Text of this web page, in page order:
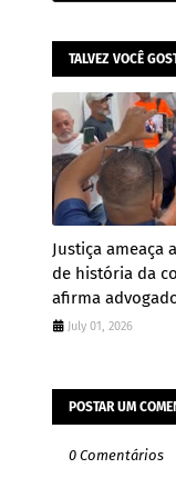
TALVEZ VOCÊ
Justiça ameaça
de história da
afirma
July 01, 2026
POSTAR UM
0 Comentários